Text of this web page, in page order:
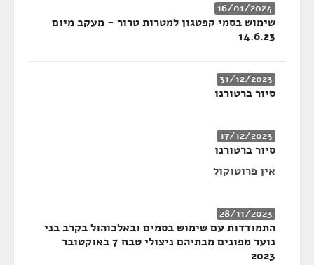
16/01/2024
שימוש בסמי קפטגון למטרות טרור - מעקב מיום
14.6.23
31/12/2023
סיור ברטורנו
17/12/2023
סיור ברטורנו
אין פרוטוקול
28/11/2023
התמודדות עם שימוש בסמים ובאלכוהול בקרב בני
נוער מפונים מבתיהם ניצולי טבח 7 באוקטובר
2023